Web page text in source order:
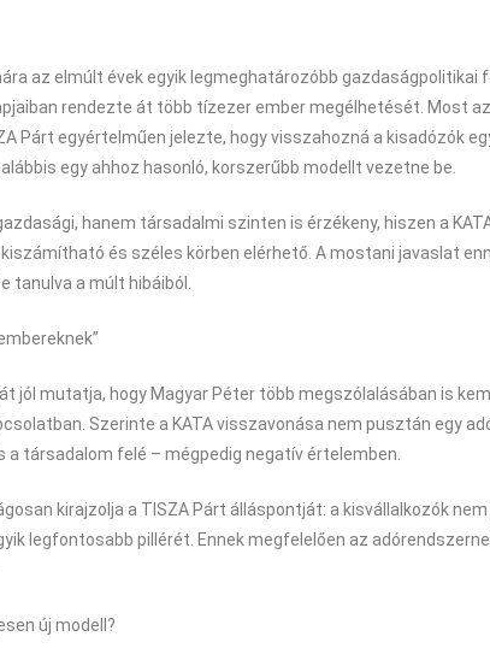
az elmúlt évek egyik legmeghatározóbb gazdaságpolitikai
rendezte át több tízezer ember megélhetését. Most
Párt egyértelműen jelezte, hogy visszahozná a kisadózók
egy ahhoz hasonló, korszerűbb modellt vezetne be.
hanem társadalmi szinten is érzékeny, hiszen a
kiszámítható és széles körben elérhető. A mostani javaslat
tanulva a múlt hibáiból.
jól mutatja, hogy Magyar Péter több megszólalásában is
Szerinte a KATA visszavonása nem pusztán egy
a társadalom felé – mégpedig negatív értelemben.
kirajzolja a TISZA Párt álláspontját: a kisvállalkozók
legfontosabb pillérét. Ennek megfelelően az
új modell?